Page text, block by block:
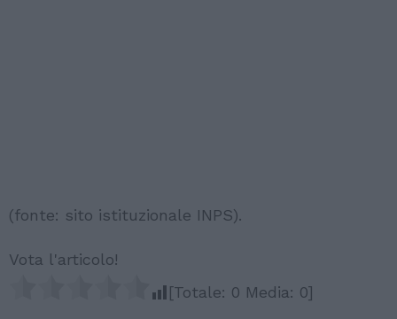
(fonte: sito istituzionale INPS).
Vota l'articolo!
[Totale: 0 Media: 0]